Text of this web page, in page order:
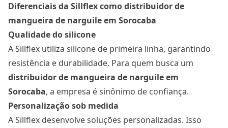
Diferenciais da Sillflex como distribuidor de
mangueira de narguile em Sorocaba
Qualidade do silicone
A Sillflex utiliza silicone de primeira linha, garantindo
resistência e durabilidade. Para quem busca um
distribuidor de mangueira de narguileem
Sorocaba, a empresa é sinônimo de confiança.
Personalização sob medida
A Sillflex desenvolve soluções personalizadas. Isso